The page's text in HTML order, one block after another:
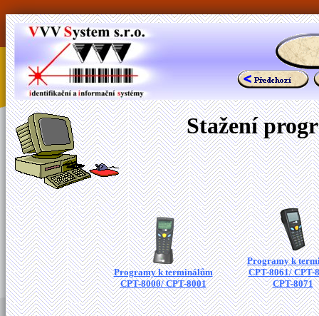
Stažení
Programy k terminálům
CPT-8000/ CPT-8001
Programy k
CPT-8061/ CPT-
CPT-8071